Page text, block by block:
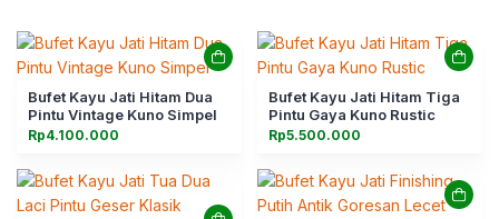
Bufet Kayu Jati Hitam Dua
Pintu Vintage Kuno Simpel
Rp4.100.000
Bufet Kayu Jati Hitam Tiga
Pintu Gaya Kuno Rustic
Rp5.500.000